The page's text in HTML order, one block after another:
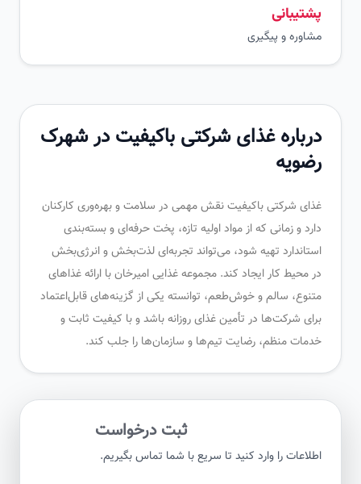
پشتیبانی
مشاوره و پیگیری
درباره غذای شرکتی باکیفیت در شهرک
رضویه
غذای شرکتی باکیفیت نقش مهمی در سلامت و بهره‌وری کارکنان
دارد و زمانی که از مواد اولیه تازه، پخت حرفه‌ای و بسته‌بندی
استاندارد تهیه شود، می‌تواند تجربه‌ای لذت‌بخش و انرژی‌بخش
در محیط کار ایجاد کند. مجموعه غذایی امیرخان با ارائه غذاهای
متنوع، سالم و خوش‌طعم، توانسته یکی از گزینه‌های قابل‌اعتماد
برای شرکت‌ها در تأمین غذای روزانه باشد و با کیفیت ثابت و
خدمات منظم، رضایت تیم‌ها و سازمان‌ها را جلب کند.
ثبت درخواست
اطلاعات را وارد کنید تا سریع با شما تماس بگیریم.